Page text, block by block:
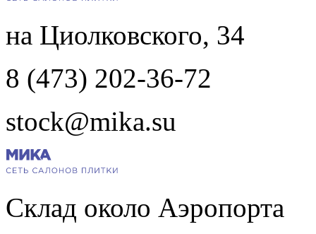
на Циолковского, 34
8 (473) 202-36-72
stock@mika.su
Склад около Аэропорта